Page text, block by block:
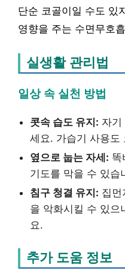
단순 코골이일 수도 있
영향을 주는 수면무호
실생활 관리법
일상 속 실천 방법
콧속 습도 유지: 자기
세요. 가습기 사용도
옆으로 눕는 자세: 똑
기도를 막을 수 있습
침구 청결 유지: 집먼
을 악화시킬 수 있으
요.
추가 도움 정보